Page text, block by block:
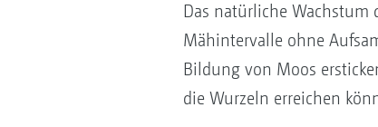
Das natürliche Wachstum
Mähintervalle ohne
Bildung von Moos
die Wurzeln erreichen